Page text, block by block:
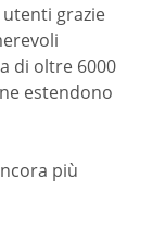
grazie
di oltre 6000
estendono
più